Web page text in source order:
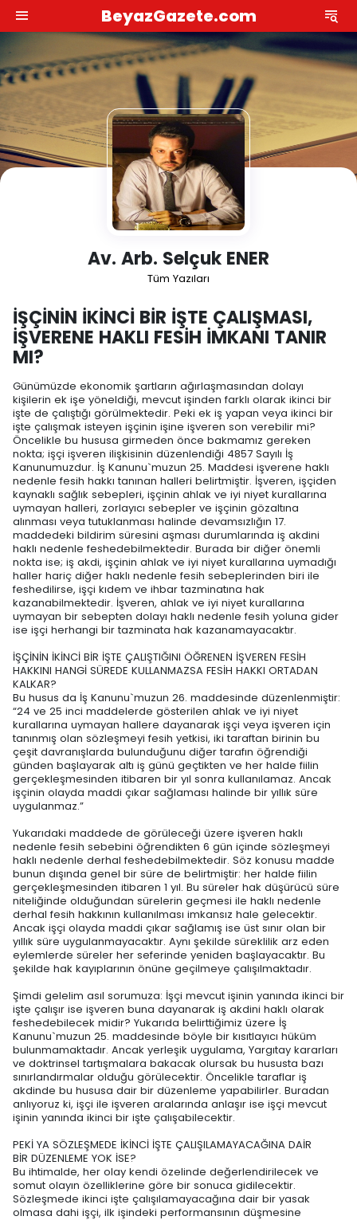
BeyazGazete.com
Av. Arb. Selçuk ENER
Tüm Yazıları
İŞÇİNİN İKİNCİ BİR İŞTE ÇALIŞMASI,
İŞVERENE HAKLI FESİH İMKANI TANIR
MI?
Günümüzde ekonomik şartların ağırlaşmasından dolayı
kişilerin ek işe yöneldiği, mevcut işinden farklı olarak ikinci bir
işte de çalıştığı görülmektedir. Peki ek iş yapan veya ikinci bir
işte çalışmak isteyen işçinin işine işveren son verebilir mi?
Öncelikle bu hususa girmeden önce bakmamız gereken
nokta; işçi işveren ilişkisinin düzenlendiği 4857 Sayılı İş
Kanunumuzdur. İş Kanunu`muzun 25. Maddesi işverene haklı
nedenle fesih hakkı tanınan halleri belirtmiştir. İşveren, işçiden
kaynaklı sağlık sebepleri, işçinin ahlak ve iyi niyet kurallarına
uymayan halleri, zorlayıcı sebepler ve işçinin gözaltına
alınması veya tutuklanması halinde devamsızlığın 17.
maddedeki bildirim süresini aşması durumlarında iş akdini
haklı nedenle feshedebilmektedir. Burada bir diğer önemli
nokta ise; iş akdi, işçinin ahlak ve iyi niyet kurallarına uymadığı
haller hariç diğer haklı nedenle fesih sebeplerinden biri ile
feshedilirse, işçi kıdem ve ihbar tazminatına hak
kazanabilmektedir. İşveren, ahlak ve iyi niyet kurallarına
uymayan bir sebepten dolayı haklı nedenle fesih yoluna gider
ise işçi herhangi bir tazminata hak kazanamayacaktır.
İŞÇİNİN İKİNCİ BİR İŞTE ÇALIŞTIĞINI ÖĞRENEN İŞVEREN FESİH
HAKKINI HANGİ SÜREDE KULLANMAZSA FESİH HAKKI ORTADAN
KALKAR?
Bu husus da İş Kanunu`muzun 26. maddesinde düzenlenmiştir:
“24 ve 25 inci maddelerde gösterilen ahlak ve iyi niyet
kurallarına uymayan hallere dayanarak işçi veya işveren için
tanınmış olan sözleşmeyi fesih yetkisi, iki taraftan birinin bu
çeşit davranışlarda bulunduğunu diğer tarafın öğrendiği
günden başlayarak altı iş günü geçtikten ve her halde fiilin
gerçekleşmesinden itibaren bir yıl sonra kullanılamaz. Ancak
işçinin olayda maddi çıkar sağlaması halinde bir yıllık süre
uygulanmaz.”
Yukarıdaki maddede de görüleceği üzere işveren haklı
nedenle fesih sebebini öğrendikten 6 gün içinde sözleşmeyi
haklı nedenle derhal feshedebilmektedir. Söz konusu madde
bunun dışında genel bir süre de belirtmiştir: her halde fiilin
gerçekleşmesinden itibaren 1 yıl. Bu süreler hak düşürücü süre
niteliğinde olduğundan sürelerin geçmesi ile haklı nedenle
derhal fesih hakkının kullanılması imkansız hale gelecektir.
Ancak işçi olayda maddi çıkar sağlamış ise üst sınır olan bir
yıllık süre uygulanmayacaktır. Aynı şekilde süreklilik arz eden
eylemlerde süreler her seferinde yeniden başlayacaktır. Bu
şekilde hak kayıplarının önüne geçilmeye çalışılmaktadır.
Şimdi gelelim asıl sorumuza: İşçi mevcut işinin yanında ikinci bir
işte çalışır ise işveren buna dayanarak iş akdini haklı olarak
feshedebilecek midir? Yukarıda belirttiğimiz üzere İş
Kanunu`muzun 25. maddesinde böyle bir kısıtlayıcı hüküm
bulunmamaktadır. Ancak yerleşik uygulama, Yargıtay kararları
ve doktrinsel tartışmalara bakacak olursak bu hususta bazı
sınırlandırmalar olduğu görülecektir. Öncelikle taraflar iş
akdinde bu hususa dair bir düzenleme yapabilirler. Buradan
anlıyoruz ki, işçi ile işveren aralarında anlaşır ise işçi mevcut
işinin yanında ikinci bir işte çalışabilecektir.
PEKİ YA SÖZLEŞMEDE İKİNCİ İŞTE ÇALIŞILAMAYACAĞINA DAİR
BİR DÜZENLEME YOK İSE?
Bu ihtimalde, her olay kendi özelinde değerlendirilecek ve
somut olayın özelliklerine göre bir sonuca gidilecektir.
Sözleşmede ikinci işte çalışılamayacağına dair bir yasak
olmasa dahi işçi, ilk işindeki performansının düşmesine